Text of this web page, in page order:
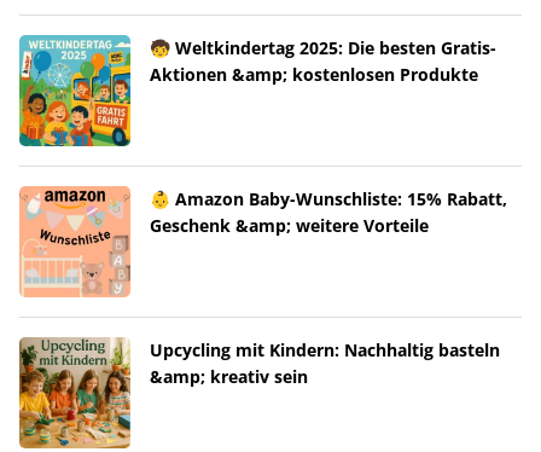
🧒 Weltkindertag 2025: Die besten Gratis-
Aktionen &amp; kostenlosen Produkte
👶 Amazon Baby-Wunschliste: 15% Rabatt,
Geschenk &amp; weitere Vorteile
Upcycling mit Kindern: Nachhaltig basteln
&amp; kreativ sein